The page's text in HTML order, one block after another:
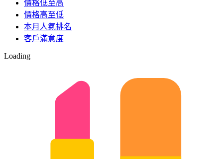
價格低至高
價格高至低
本月人氣排名
客戶滿意度
Loading